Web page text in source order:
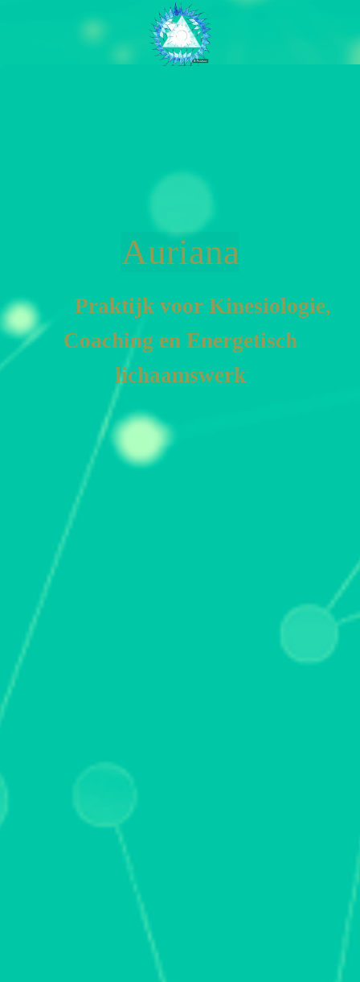
Auriana
Praktijk voor Kinesiologie,
Coaching en Energetisch
lichaamswerk